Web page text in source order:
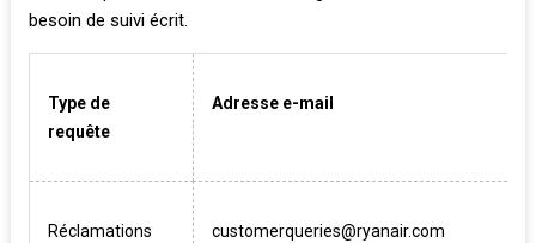
besoin de suivi écrit.
Type de
requête
Adresse e-mail
Réclamations
customerqueries@ryanair.com